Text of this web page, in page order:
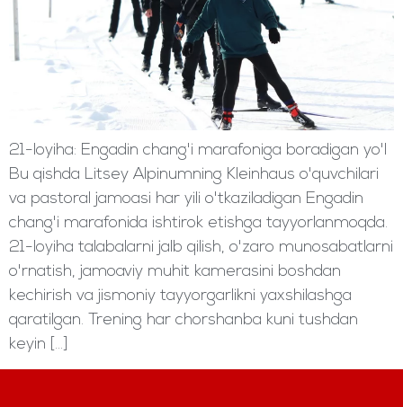
21-loyiha: Engadin chang'i marafoniga boradigan yo'l
Bu qishda Litsey Alpinumning Kleinhaus o'quvchilari
va pastoral jamoasi har yili o'tkaziladigan Engadin
chang'i marafonida ishtirok etishga tayyorlanmoqda.
21-loyiha talabalarni jalb qilish, o'zaro munosabatlarni
o'rnatish, jamoaviy muhit kamerasini boshdan
kechirish va jismoniy tayyorgarlikni yaxshilashga
qaratilgan. Trening har chorshanba kuni tushdan
keyin […]